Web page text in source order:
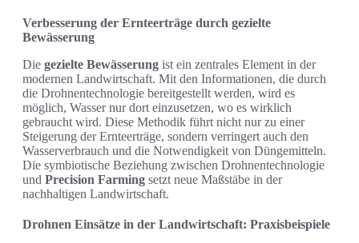
Verbesserung der Ernteerträge durch gezielte
Bewässerung
Die gezielte Bewässerung ist ein zentrales Element in der
modernen Landwirtschaft. Mit den Informationen, die durch
die Drohnentechnologie bereitgestellt werden, wird es
möglich, Wasser nur dort einzusetzen, wo es wirklich
gebraucht wird. Diese Methodik führt nicht nur zu einer
Steigerung der Ernteerträge, sondern verringert auch den
Wasserverbrauch und die Notwendigkeit von Düngemitteln.
Die symbiotische Beziehung zwischen Drohnentechnologie
und Precision Farming setzt neue Maßstäbe in der
nachhaltigen Landwirtschaft.
Drohnen Einsätze in der Landwirtschaft: Praxisbeispiele